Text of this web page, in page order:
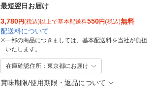
最短翌日お届け
3,780円(税込)以上で基本配送料550円(税込)無料
配送料について
※一部の商品につきましては、基本配送料を当社が負担
いたします。
在庫確認住所：東京都にお届け
賞味期限/使用期限・返品について